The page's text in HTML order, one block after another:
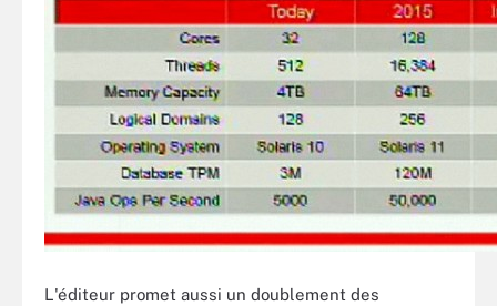
L'éditeur promet aussi un doublement des